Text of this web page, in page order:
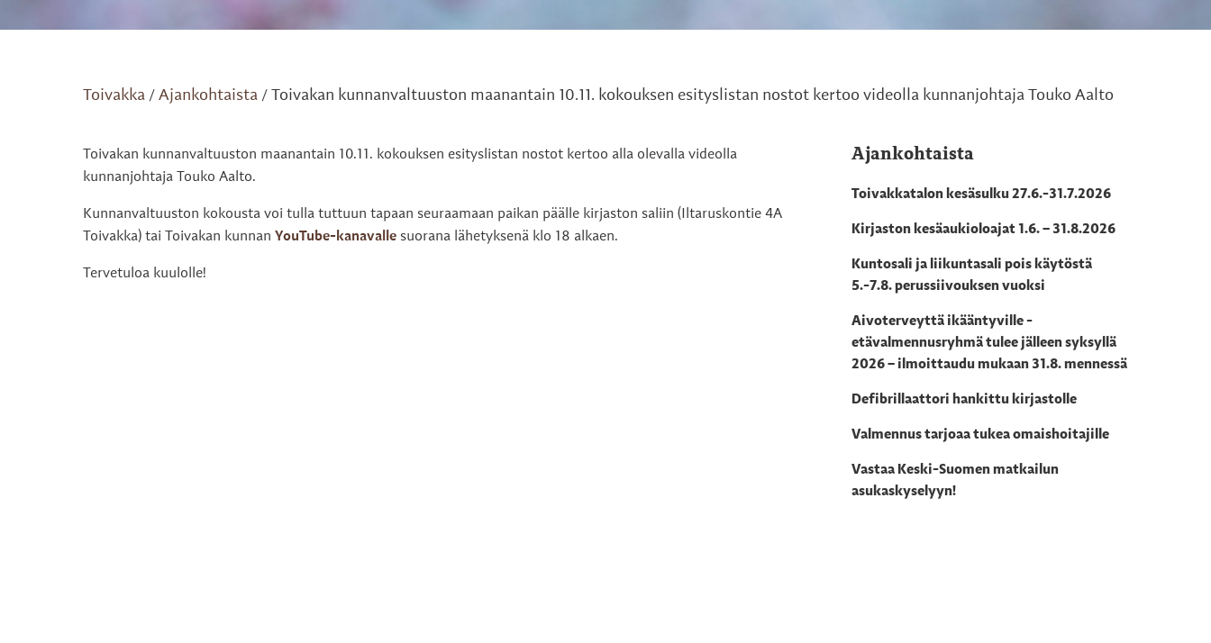
Toivakka / Ajankohtaista / Toivakan kunnanvaltuuston maanantain 10.11. kokouksen esityslistan nostot kertoo videolla kunnanjohtaja Touko Aalto
Toivakan kunnanvaltuuston maanantain 10.11. kokouksen esityslistan nostot kertoo alla olevalla videolla
kunnanjohtaja Touko Aalto.
Kunnanvaltuuston kokousta voi tulla tuttuun tapaan seuraamaan paikan päälle kirjaston saliin (Iltaruskontie 4A
Toivakka) tai Toivakan kunnan YouTube-kanavalle suorana lähetyksenä klo 18 alkaen.
Tervetuloa kuulolle!
Ajankohtaista
Toivakkatalon kesäsulku 27.6.-31.7.2026
Kirjaston kesäaukioloajat 1.6. – 31.8.2026
Kuntosali ja liikuntasali pois käytöstä
5.-7.8. perussiivouksen vuoksi
Aivoterveyttä ikääntyville -
etävalmennusryhmä tulee jälleen syksyllä
2026 – ilmoittaudu mukaan 31.8. mennessä
Defibrillaattori hankittu kirjastolle
Valmennus tarjoaa tukea omaishoitajille
Vastaa Keski-Suomen matkailun
asukaskyselyyn!